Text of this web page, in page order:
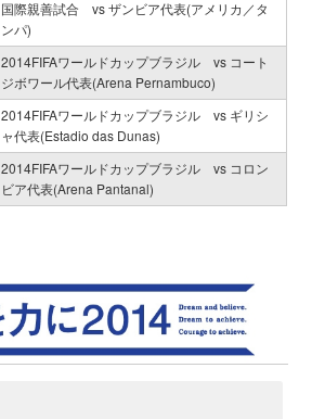
国際親善試合 vs ザンビア代表(アメリカ／タ
ンパ)
2014FIFAワールドカップブラジル vs コート
ジボワール代表(Arena Pernambuco)
2014FIFAワールドカップブラジル vs ギリシ
ャ代表(Estadio das Dunas)
2014FIFAワールドカップブラジル vs コロン
ビア代表(Arena Pantanal)